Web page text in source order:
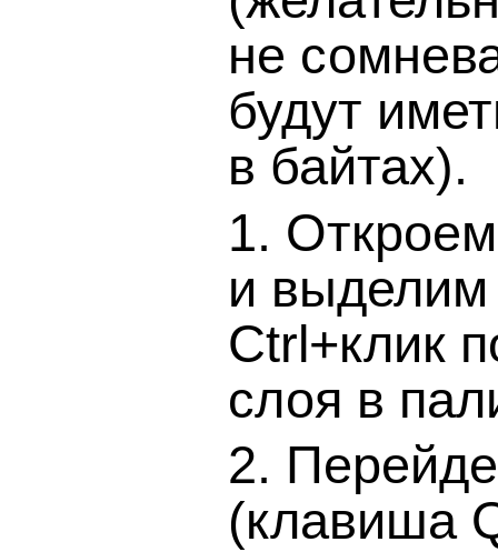
не
будут
в байтах).
1.
и выделим
Ctrl+клик
слоя в
2.
(клавиша